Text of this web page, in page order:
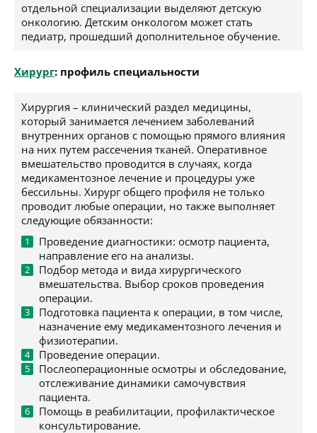
отдельной специализации выделяют детскую
онкологию. Детским онкологом может стать
педиатр, прошедший дополнительное обучение.
Хирург: профиль специальности
Хирургия – клинический раздел медицины,
который занимается лечением заболеваний
внутренних органов с помощью прямого влияния
на них путем рассечения тканей. Оперативное
вмешательство проводится в случаях, когда
медикаментозное лечение и процедуры уже
бессильны. Хирург общего профиля не только
проводит любые операции, но также выполняет
следующие обязанности:
Проведение диагностики: осмотр пациента,
направление его на анализы.
Подбор метода и вида хирургического
вмешательства. Выбор сроков проведения
операции.
Подготовка пациента к операции, в том числе,
назначение ему медикаментозного лечения и
физиотерапии.
Проведение операции.
Послеоперационные осмотры и обследование,
отслеживание динамики самочувствия
пациента.
Помощь в реабилитации, профилактическое
консультирование.